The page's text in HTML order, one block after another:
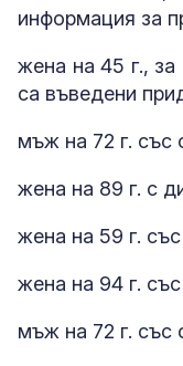
информация за
жена на 45 г.,
са въведени
мъж на 72 г. със
жена на 89 г. с
жена на 59 г.
жена на 94 г.
мъж на 72 г. със